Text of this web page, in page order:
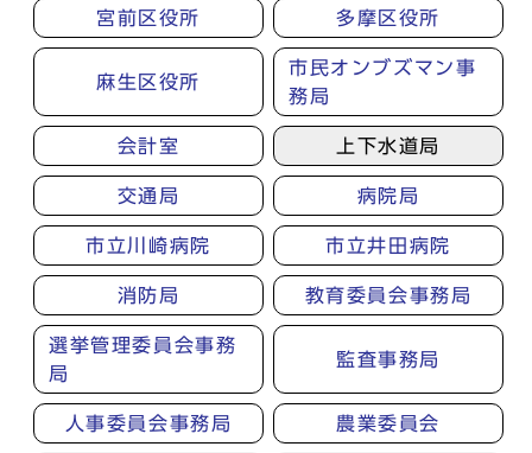
宮前区役所 多摩区役所
麻生区役所
市民オンブズマン事
務局
会計室 上下水道局
交通局 病院局
市立川崎病院 市立井田病院
消防局 教育委員会事務局
選挙管理委員会事務
局
監査事務局
人事委員会事務局 農業委員会